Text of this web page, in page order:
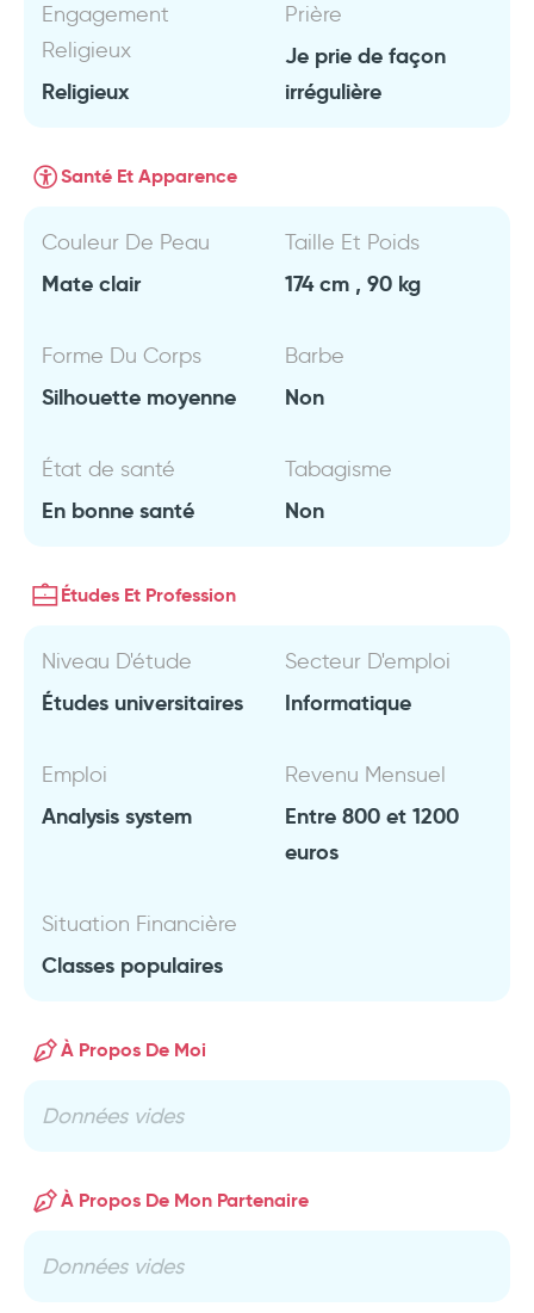
Engagement
Religieux
Religieux
Prière
Je prie de façon
irrégulière
Santé Et Apparence
Couleur De Peau
Mate clair
Taille Et Poids
174 cm , 90 kg
Forme Du Corps
Silhouette moyenne
Barbe
Non
État de santé
En bonne santé
Tabagisme
Non
Études Et Profession
Niveau D'étude
Études universitaires
Secteur D'emploi
Informatique
Emploi
Analysis system
Revenu Mensuel
Entre 800 et 1200
euros
Situation Financière
Classes populaires
À Propos De Moi
Données vides
À Propos De Mon Partenaire
Données vides